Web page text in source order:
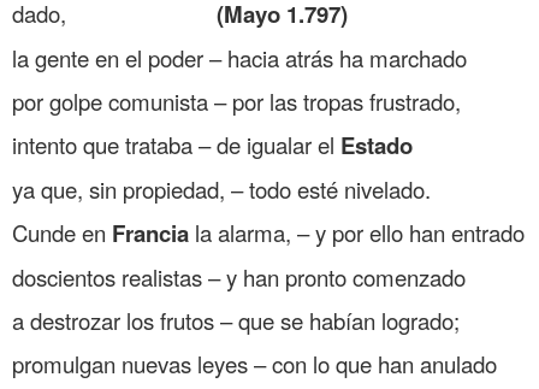
dado, (Mayo 1.797)
la gente en el poder – hacia atrás ha marchado
por golpe comunista – por las tropas frustrado,
intento que trataba – de igualar el Estado
ya que, sin propiedad, – todo esté nivelado.
Cunde en Francia la alarma, – y por ello han entrado
doscientos realistas – y han pronto comenzado
a destrozar los frutos – que se habían logrado;
promulgan nuevas leyes – con lo que han anulado